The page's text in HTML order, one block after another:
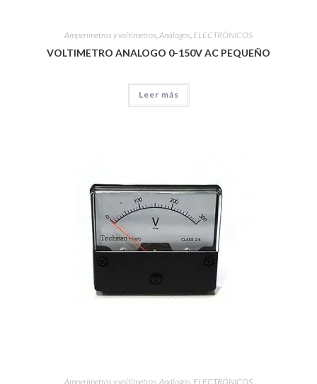
Amperímetros y voltímetros Análogos ELECTRÓNICOS
VOLTIMETRO ANALOGO 0-150V AC PEQUEÑO
Leer más
Amperímetros y voltímetros Análogos ELECTRÓNICOS